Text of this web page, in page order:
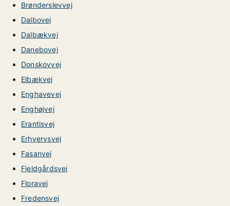
Brønderslevvej
Dalbovej
Dalbækvej
Danebovej
Donskovvej
Elbækvej
Enghavevej
Enghøjvej
Erantisvej
Erhvervsvej
Fasanvej
Fjeldgårdsvej
Floravej
Fredensvej